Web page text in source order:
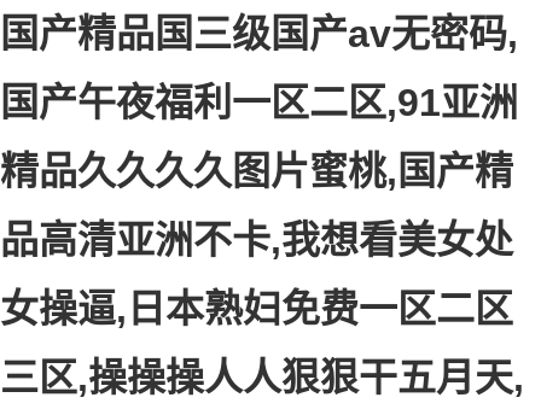
国产精品国三级国产av无密码,
国产午夜福利一区二区,91亚洲
精品久久久久图片蜜桃,国产精
品高清亚洲不卡,我想看美女处
女操逼,日本熟妇免费一区二区
三区,操操操人人狠狠干五月天,